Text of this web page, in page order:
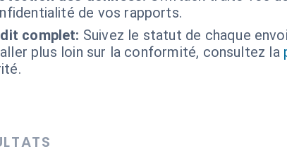
de vos rapports.
complet: Suivez le statut de chaque
plus loin sur la conformité, consultez la